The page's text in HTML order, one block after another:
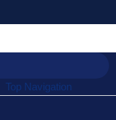
Top Navigation